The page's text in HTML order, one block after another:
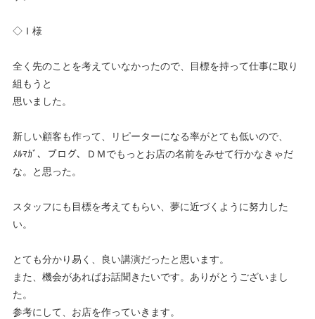
◇Ｉ様
全く先のことを考えていなかったので、目標を持って仕事に取り
組もうと
思いました。
新しい顧客も作って、リピーターになる率がとても低いので、
ﾒﾙﾏｶﾞ、ブログ、ＤＭでもっとお店の名前をみせて行かなきゃだ
な。と思った。
スタッフにも目標を考えてもらい、夢に近づくように努力した
い。
とても分かり易く、良い講演だったと思います。
また、機会があればお話聞きたいです。ありがとうございまし
た。
参考にして、お店を作っていきます。